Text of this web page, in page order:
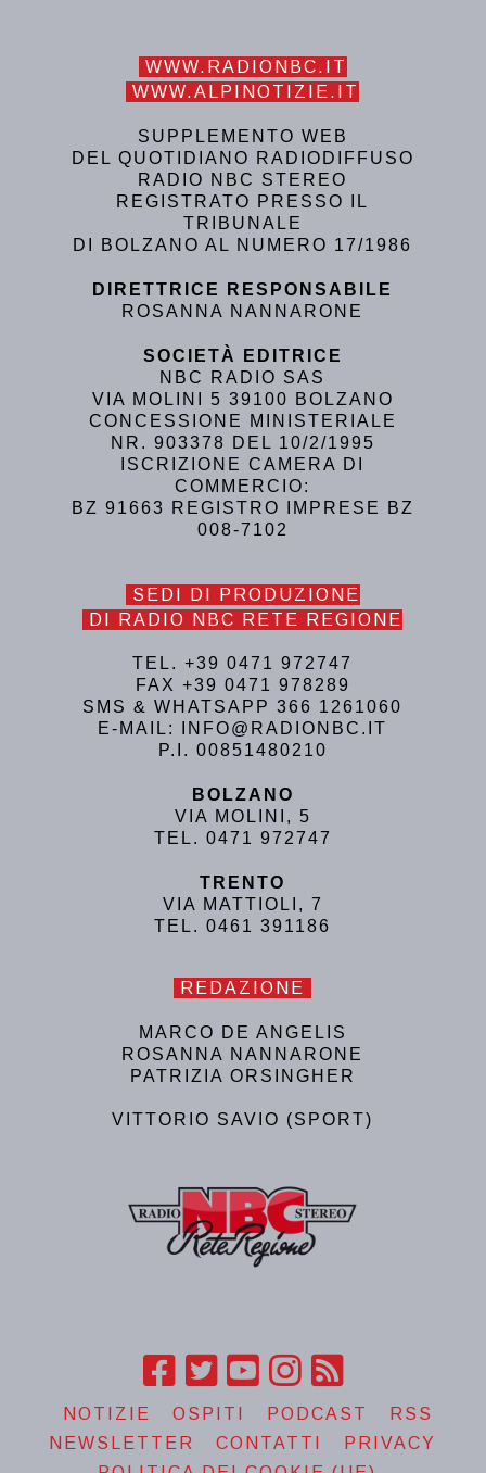
WWW.RADIONBC.IT
WWW.ALPINOTIZIE.IT
SUPPLEMENTO WEB
DEL QUOTIDIANO RADIODIFFUSO
RADIO NBC STEREO
REGISTRATO PRESSO IL
TRIBUNALE
DI BOLZANO AL NUMERO 17/1986
DIRETTRICE RESPONSABILE
ROSANNA NANNARONE
SOCIETÀ EDITRICE
NBC RADIO SAS
VIA MOLINI 5 39100 BOLZANO
CONCESSIONE MINISTERIALE
NR. 903378 DEL 10/2/1995
ISCRIZIONE CAMERA DI
COMMERCIO:
BZ 91663 REGISTRO IMPRESE BZ
008-7102
SEDI DI PRODUZIONE
DI RADIO NBC RETE REGIONE
TEL. +39 0471 972747
FAX +39 0471 978289
SMS & WHATSAPP 366 1261060
E-MAIL: INFO@RADIONBC.IT
P.I. 00851480210
BOLZANO
VIA MOLINI, 5
TEL. 0471 972747
TRENTO
VIA MATTIOLI, 7
TEL. 0461 391186
REDAZIONE
MARCO DE ANGELIS
ROSANNA NANNARONE
PATRIZIA ORSINGHER
VITTORIO SAVIO (SPORT)
NOTIZIE OSPITI PODCAST
RSS
NEWSLETTER
CONTATTI
PRIVACY